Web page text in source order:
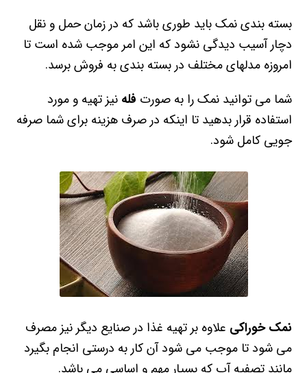
بسته بندی نمک باید طوری باشد که در زمان حمل و نقل
دچار آسیب دیدگی نشود که این امر موجب شده است تا
امروزه مدلهای مختلف در بسته بندی به فروش برسد.
شما می توانید نمک را به صورت فله نیز تهیه و مورد
استفاده قرار بدهید تا اینکه در صرف هزینه برای شما صرفه
جویی کامل شود.
نمک خوراکی علاوه بر تهیه غذا در صنایع دیگر نیز مصرف
می شود تا موجب می شود آن کار به درستی انجام بگیرد
مانند تصفیه آب که بسیار مهم و اساسی می باشد.